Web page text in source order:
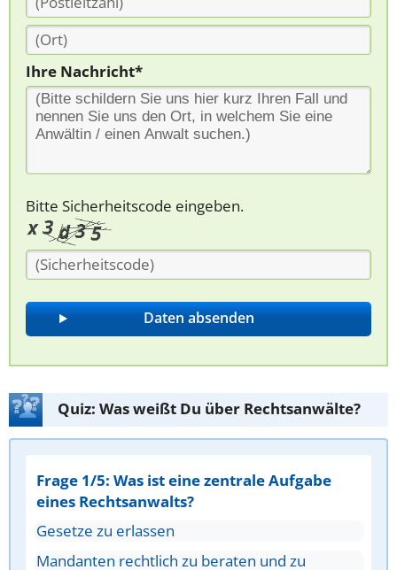
Ihre Nachricht*
Bitte Sicherheitscode eingeben.
Quiz: Was weißt Du über Rechtsanwälte?
Frage 1/5: Was ist eine zentrale Aufgabe
eines Rechtsanwalts?
Gesetze zu erlassen
Mandanten rechtlich zu beraten und zu